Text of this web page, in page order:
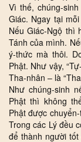
Vì thế, chúng-
Giác. Ngay tại
Nếu Giác-Ngộ thì
Tánh của mình.
ý-thức mà thôi.
Phật. Như vậy,
Tha-nhân – là
Như chúng-sinh
Phật thì không
Phật được
Trong các Lý đều
để thành người